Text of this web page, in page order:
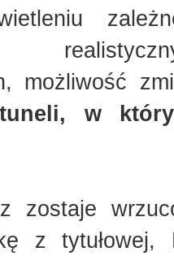
możliwość
w
zostaje
z tytułowej,